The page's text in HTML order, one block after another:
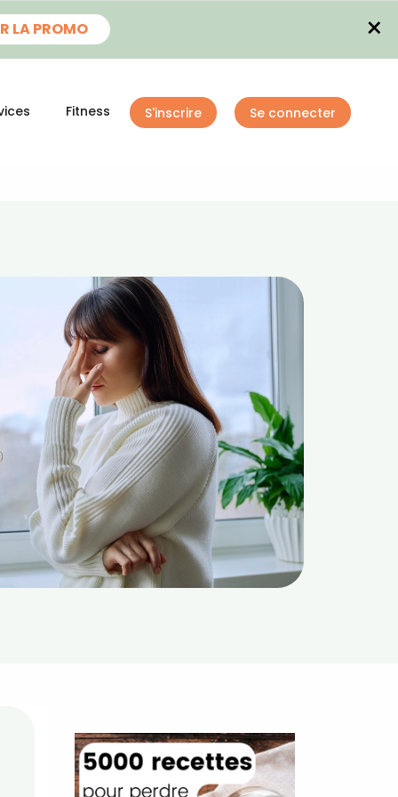
LA PROMO ×
Fitness S'inscrire Se connecter